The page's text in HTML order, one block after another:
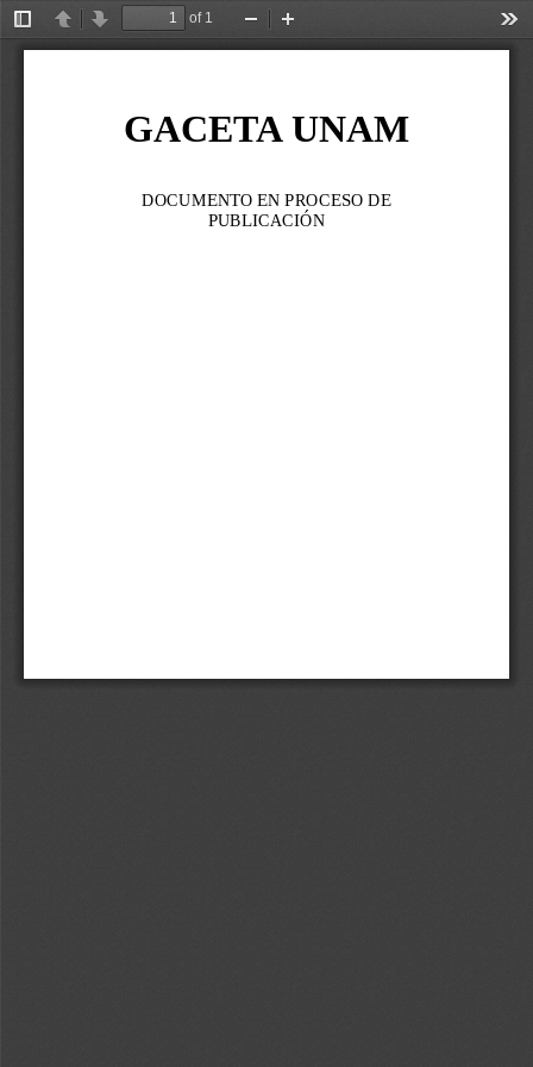
Toggle
Sidebar
PreviousNext
of 1
Zoom
Out
In
GACETA UNAM
DOCUMENTO EN PROCESO DE
PUBLICACIÓN